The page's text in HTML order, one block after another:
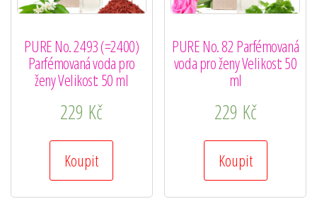
PURE No. 2493 (=2400)
Parfémovaná voda pro
ženy Velikost: 50 ml
229 Kč
Koupit
PURE No. 82 Parfémovaná
voda pro ženy Velikost: 50
ml
229 Kč
Koupit